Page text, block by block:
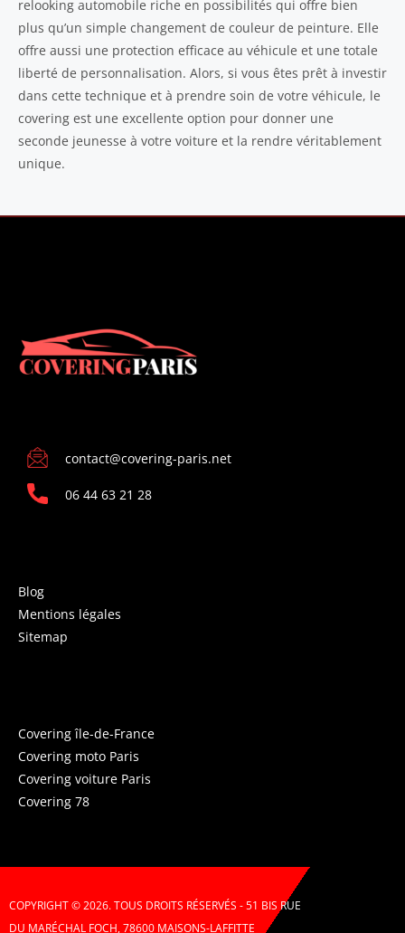
relooking automobile riche en possibilités qui offre bien
plus qu’un simple changement de couleur de peinture. Elle
offre aussi une protection efficace au véhicule et une totale
liberté de personnalisation. Alors, si vous êtes prêt à investir
dans cette technique et à prendre soin de votre véhicule, le
covering est une excellente option pour donner une
seconde jeunesse à votre voiture et la rendre véritablement
unique.
contact@covering-paris.net
06 44 63 21 28
Blog
Mentions légales
Sitemap
Covering île-de-France
Covering moto Paris
Covering voiture Paris
Covering 78
COPYRIGHT © 2026. TOUS DROITS RÉSERVÉS - 51 BIS RUE
DU MARÉCHAL FOCH, 78600 MAISONS-LAFFITTE